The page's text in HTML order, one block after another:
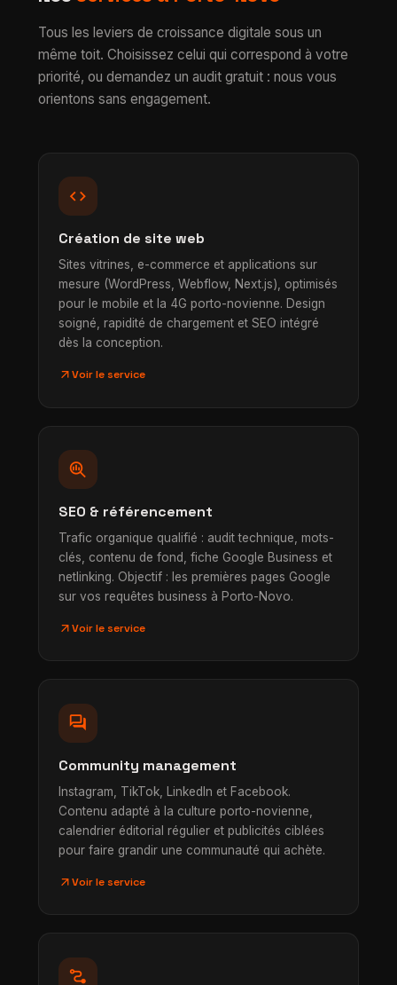
Tous les leviers de croissance digitale sous un
même toit. Choisissez celui qui correspond à votre
priorité, ou demandez un audit gratuit : nous vous
orientons sans engagement.
code
Création de site web
Sites vitrines, e-commerce et applications sur
mesure (WordPress, Webflow, Next.js), optimisés
pour le mobile et la 4G porto-novienne. Design
soigné, rapidité de chargement et SEO intégré
dès la conception.
arrow_outwardVoir le service
search_insights
SEO & référencement
Trafic organique qualifié : audit technique, mots-
clés, contenu de fond, fiche Google Business et
netlinking. Objectif : les premières pages Google
sur vos requêtes business à Porto-Novo.
arrow_outwardVoir le service
forum
Community management
Instagram, TikTok, LinkedIn et Facebook.
Contenu adapté à la culture porto-novienne,
calendrier éditorial régulier et publicités ciblées
pour faire grandir une communauté qui achète.
arrow_outwardVoir le service
conversion_path